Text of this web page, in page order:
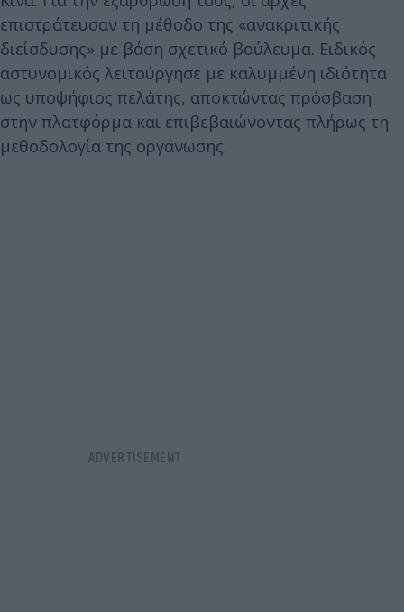
επιστράτευσαν τη μέθοδο της «ανακριτικής
διείσδυσης» με βάση σχετικό βούλευμα. Ειδικός
αστυνομικός λειτούργησε με καλυμμένη ιδιότητα
ως υποψήφιος πελάτης, αποκτώντας πρόσβαση
στην πλατφόρμα και επιβεβαιώνοντας πλήρως τη
μεθοδολογία της οργάνωσης.